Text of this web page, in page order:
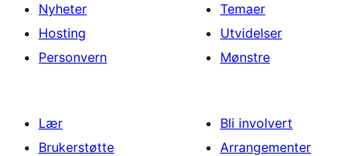
Nyheter
Hosting
Personvern
Temaer
Utvidelser
Mønstre
Lær
Brukerstøtte
Bli involvert
Arrangementer